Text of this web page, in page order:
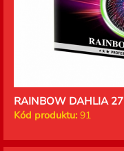
RAINBOW DAHLIA
Kód produktu: 91